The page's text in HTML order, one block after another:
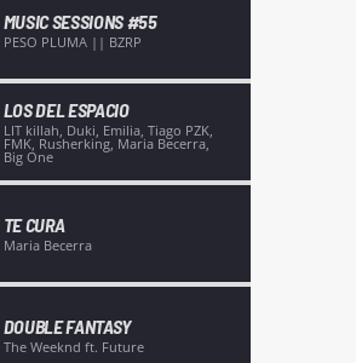
MUSIC SESSIONS #55
PESO PLUMA || BZRP
LOS DEL ESPACIO
LIT killah, Duki, Emilia, Tiago PZK,
FMK, Rusherking, Maria Becerra,
Big One
TE CURA
Maria Becerra
DOUBLE FANTASY
The Weeknd ft. Future